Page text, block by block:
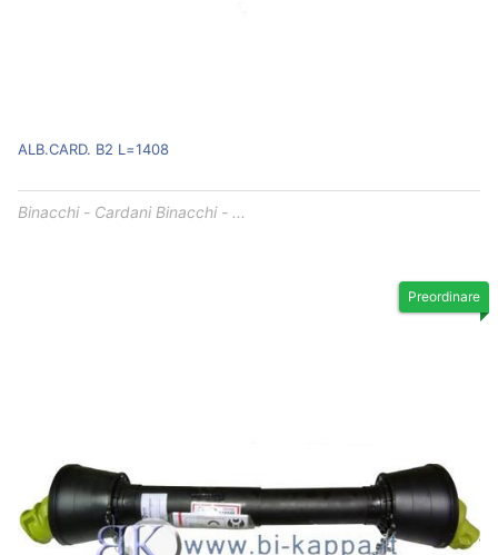
ALB.CARD. B2 L=1408
Binacchi - Cardani Binacchi - ...
Preordinare